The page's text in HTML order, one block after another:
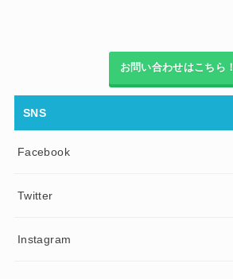
お問い合わせはこちら！
SNS
Facebook
Twitter
Instagram